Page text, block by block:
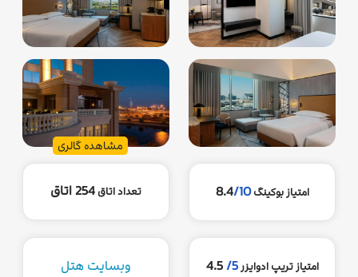
مشاهده گالری
امتیاز بوکینگ 8.4/10 تعداد اتاق254 اتاق
امتیاز تریپ ادوایزر5/
4.5 وبسایت هتل